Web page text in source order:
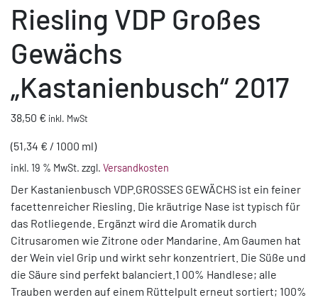
Riesling VDP Großes
Gewächs
„Kastanienbusch“ 2017
38,50 € inkl. MwSt
(51,34 € / 1000 ml)
inkl. 19 % MwSt. zzgl. Versandkosten
Der Kastanienbusch VDP.GROSSES GEWÄCHS ist ein feiner
facettenreicher Riesling. Die kräutrige Nase ist typisch für
das Rotliegende. Ergänzt wird die Aromatik durch
Citrusaromen wie Zitrone oder Mandarine. Am Gaumen hat
der Wein viel Grip und wirkt sehr konzentriert. Die Süße und
die Säure sind perfekt balanciert.1 00% Handlese; alle
Trauben werden auf einem Rüttelpult erneut sortiert; 100%